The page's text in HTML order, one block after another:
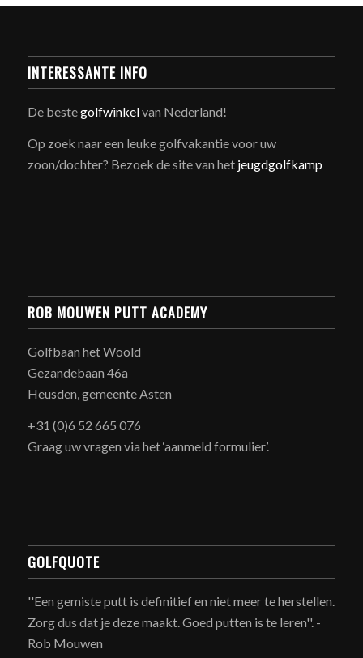
INTERESSANTE INFO
De bestegolfwinkelvan Nederland!
Op zoek naar een leuke golfvakantie voor uw
zoon/dochter? Bezoek de site van hetjeugdgolfkamp
ROB MOUWEN PUTT ACADEMY
Golfbaan het Woold
Gezandebaan 46a
Heusden, gemeente Asten
+31 (0)6 52 665 076
Graag uw vragen via het ‘aanmeld formulier’.
GOLFQUOTE
''Een gemiste putt is definitief en niet meer te herstellen.
Zorg dus dat je deze maakt. Goed putten is te leren''. -
Rob Mouwen